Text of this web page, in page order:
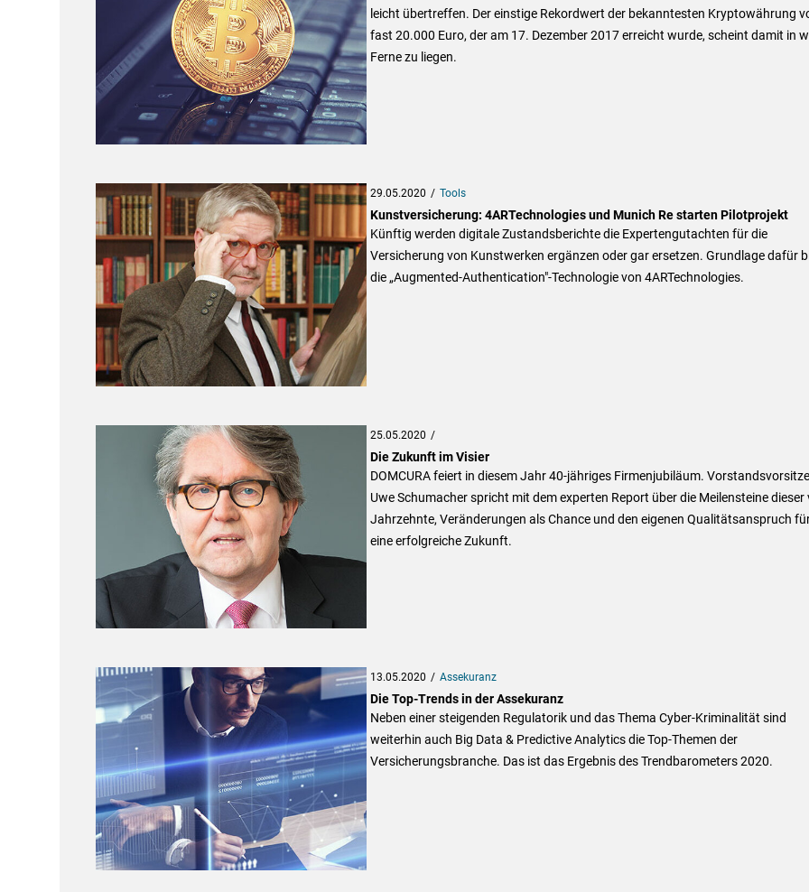
leicht übertreffen. Der einstige Rekordwert der bekanntesten Kryptowährung
fast 20.000 Euro, der am 17. Dezember 2017 erreicht wurde, scheint damit in
Ferne zu liegen.
29.05.2020 Tools
Kunstversicherung: 4ARTechnologies und Munich Re starten Pilotprojekt
Künftig werden digitale Zustandsberichte die Expertengutachten für die
Versicherung von Kunstwerken ergänzen oder gar ersetzen. Grundlage dafür
die „Augmented-Authentication"-Technologie von 4ARTechnologies.
25.05.2020
Die Zukunft im Visier
DOMCURA feiert in diesem Jahr 40-jähriges Firmenjubiläum.
Uwe Schumacher spricht mit dem experten Report über die Meilensteine dieser
Jahrzehnte, Veränderungen als Chance und den eigenen Qualitätsanspruch
eine erfolgreiche Zukunft.
13.05.2020 Assekuranz
Die Top-Trends in der Assekuranz
Neben einer steigenden Regulatorik und das Thema Cyber-Kriminalität sind
weiterhin auch Big Data & Predictive Analytics die Top-Themen der
Versicherungsbranche. Das ist das Ergebnis des Trendbarometers 2020.